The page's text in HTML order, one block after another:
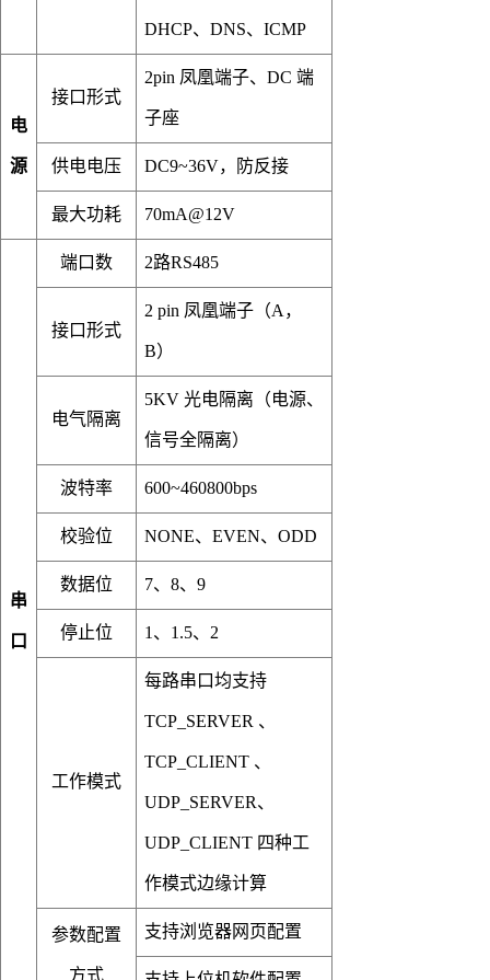
DHCP、DNS、ICMP
电
源
接口形式
2pin 凤凰端子、DC 端
子座
供电电压 DC9~36V，防反接
最大功耗 70mA@12V
串
口
端口数 2路RS485
接口形式
2 pin 凤凰端子（A，
B）
电气隔离
5KV 光电隔离（电源、
信号全隔离）
波特率 600~460800bps
校验位 NONE、EVEN、ODD
数据位 7、8、9
停止位 1、1.5、2
工作模式
每路串口均支持
TCP_SERVER 、
TCP_CLIENT 、
UDP_SERVER、
UDP_CLIENT 四种工
作模式边缘计算
参数配置
方式
支持浏览器网页配置